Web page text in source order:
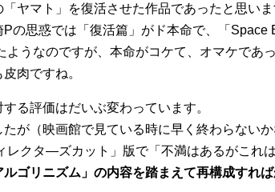
ヤマト」を復活させた作品であったと思いま
の思惑では「復活篇」がド本命で、「Space
ようなのですが、本命がコケて、オマケであ
肉ですね。
る評価はだいぶ変わっています。
が（映画館で見ている時に早く終わらない
レクタ―ズカット」版で「不満はあるがこれ
ルゴリニズム」の内容を踏まえて再構成すれ